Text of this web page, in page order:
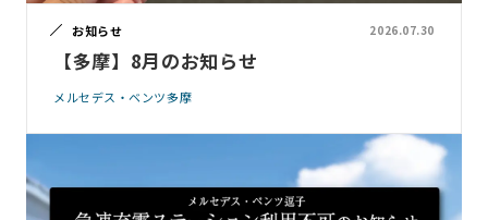
お知らせ 2026.07.30
【多摩】8月のお知らせ
メルセデス・ベンツ多摩